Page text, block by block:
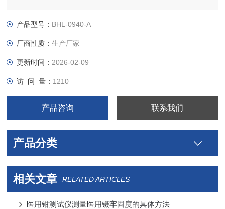
产品型号： BHL-0940-A
厂商性质：生产厂家
更新时间： 2026-02-09
访 问 量： 1210
产品咨询 联系我们
产品分类
相关文章 RELATED ARTICLES
医用钳测试仪测量医用镊牢固度的具体方法